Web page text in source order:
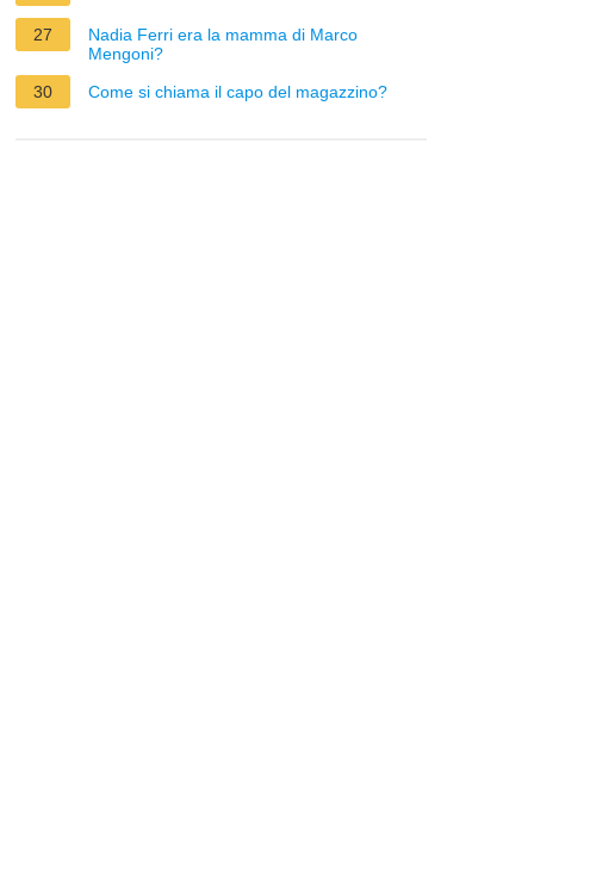
27
Nadia Ferri era la mamma di Marco
Mengoni?
30
Come si chiama il capo del magazzino?